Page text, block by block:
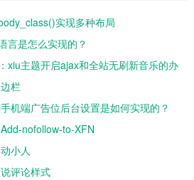
实现多种布局
言是怎么实现的？
xiu主题开启ajax和全站无刷新音乐的办
栏
机端广告位后台设置是如何实现的？
nofollow-to-XFN
小人
评论样式